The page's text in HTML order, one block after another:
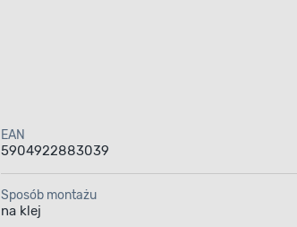
EAN
5904922883039
Sposób montażu
na klej